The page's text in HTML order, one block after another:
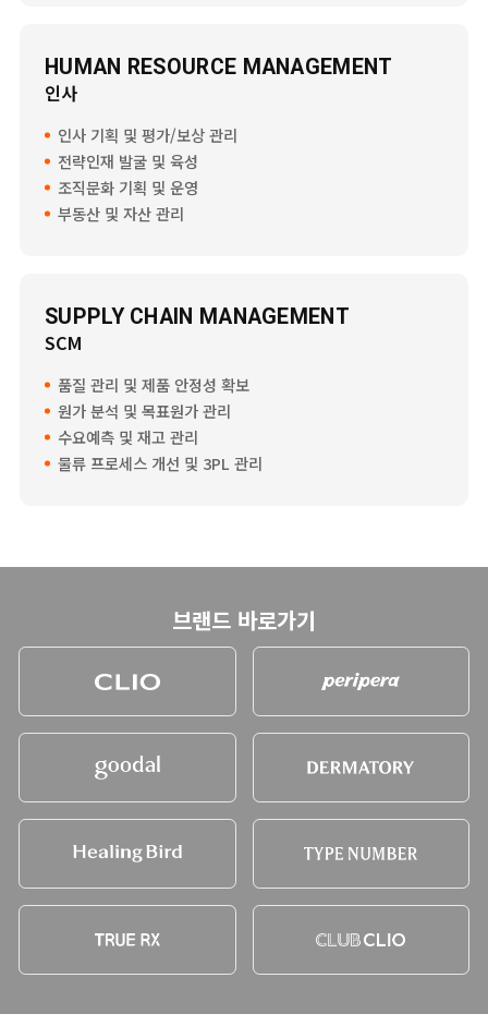
HUMAN RESOURCE MANAGEMENT
인사
인사 기획 및 평가/보상 관리
전략인재 발굴 및 육성
조직문화 기획 및 운영
부동산 및 자산 관리
SUPPLY CHAIN MANAGEMENT
SCM
품질 관리 및 제품 안정성 확보
원가 분석 및 목표원가 관리
수요예측 및 재고 관리
물류 프로세스 개선 및 3PL 관리
브랜드 바로가기